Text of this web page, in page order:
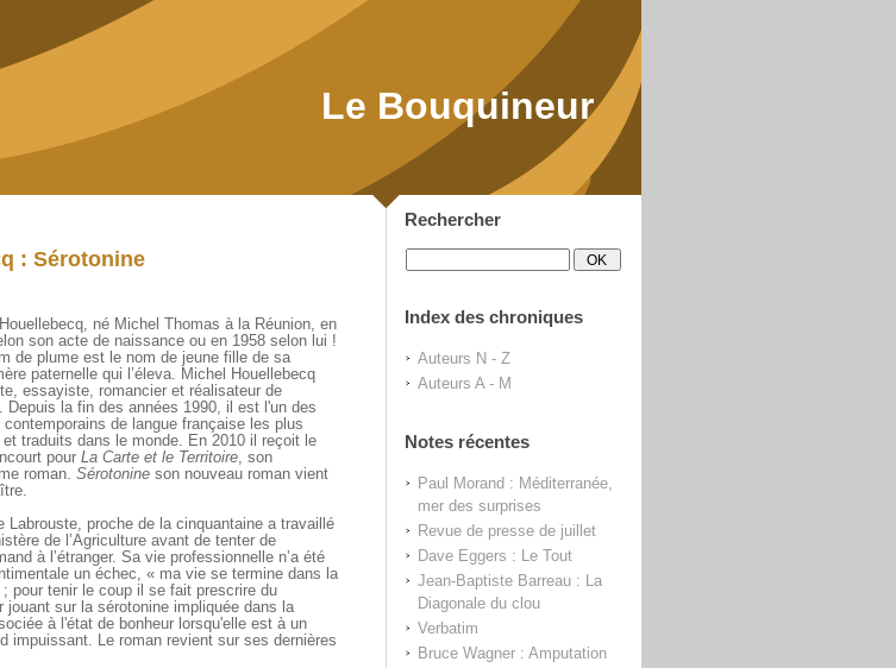
Le Bouquineur
Rechercher
Index des chroniques
Auteurs N - Z
Auteurs A - M
Notes récentes
Paul Morand : Méditerranée,
mer des surprises
Revue de presse de juillet
Dave Eggers : Le Tout
Jean-Baptiste Barreau : La
Diagonale du clou
Verbatim
Bruce Wagner : Amputation
: Sérotonine
né Michel Thomas à la Réunion, en
son acte de naissance ou en 1958 selon lui !
de plume est le nom de jeune fille de sa
paternelle qui l’éleva. Michel Houellebecq
essayiste, romancier et réalisateur de
Depuis la fin des années 1990, il est l'un des
contemporains de langue française les plus
et traduits dans le monde. En 2010 il reçoit le
pourLa Carte et le Territoire, son
roman.Sérotonine son nouveau roman vient
Labrouste, proche de la cinquantaine a travaillé
de l’Agriculture avant de tenter de
à l’étranger. Sa vie professionnelle n’a été
un échec, « ma vie se termine dans la
pour tenir le coup il se fait prescrire du
jouant sur la sérotonine impliquée dans la
à l'état de bonheur lorsqu'elle est à un
impuissant. Le roman revient sur ses dernières